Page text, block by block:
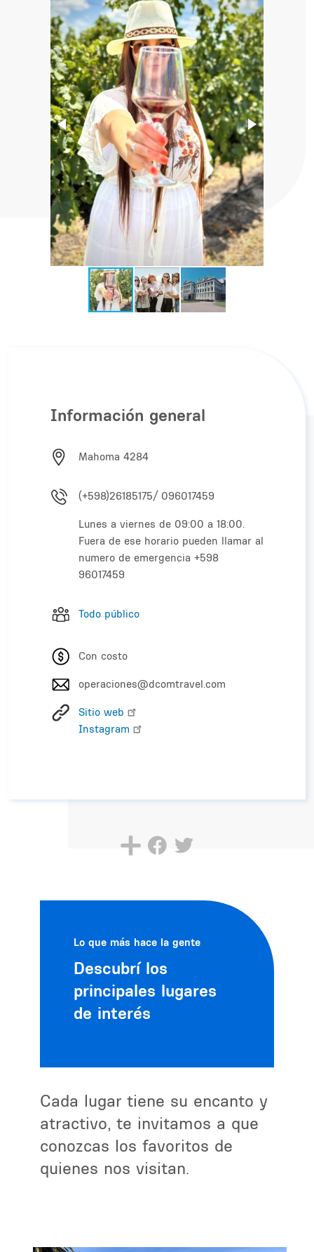
Información general
Mahoma 4284
(+598)26185175/ 096017459
Lunes a viernes de 09:00 a 18:00.
Fuera de ese horario pueden llamar al
numero de emergencia +598
96017459
Todo público
Con costo
operaciones@dcomtravel.com
Sitio web
Instagram
Lo que más hace la gente
Descubrí los
principales lugares
de interés
Cada lugar tiene su encanto y
atractivo, te invitamos a que
conozcas los favoritos de
quienes nos visitan.